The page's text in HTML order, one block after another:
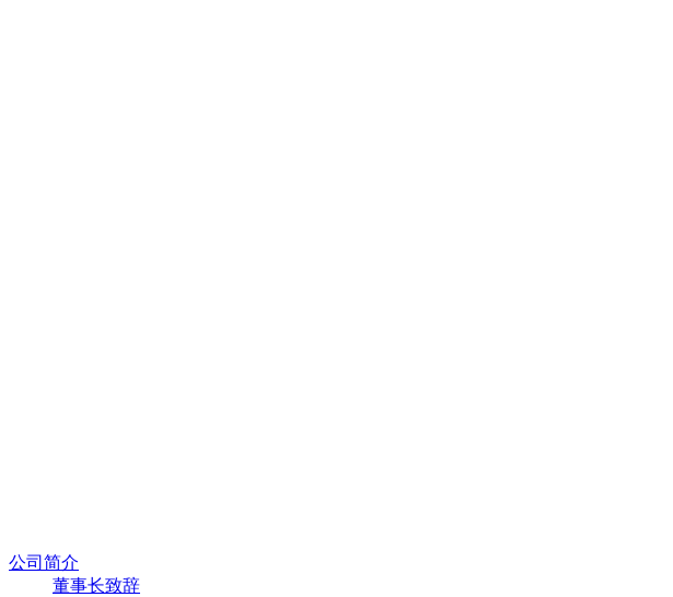
公司简介
董事长致辞